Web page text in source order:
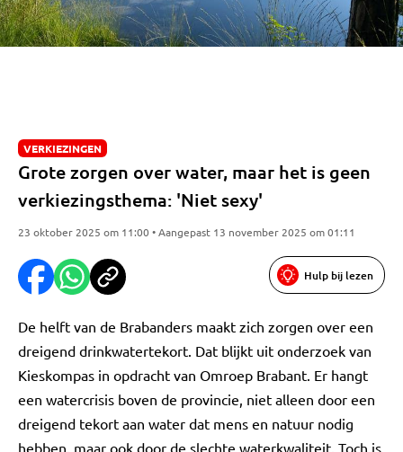
VERKIEZINGEN
Grote zorgen over water, maar het is geen
verkiezingsthema: 'Niet sexy'
23 oktober 2025 om 11:00 • Aangepast 13 november 2025 om 01:11
Hulp bij lezen
De helft van de Brabanders maakt zich zorgen over een
dreigend drinkwatertekort. Dat blijkt uit onderzoek van
Kieskompas in opdracht van Omroep Brabant. Er hangt
een watercrisis boven de provincie, niet alleen door een
dreigend tekort aan water dat mens en natuur nodig
hebben, maar ook door de slechte waterkwaliteit. Toch is